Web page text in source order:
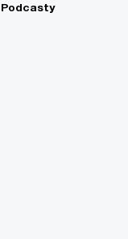
Podcasty